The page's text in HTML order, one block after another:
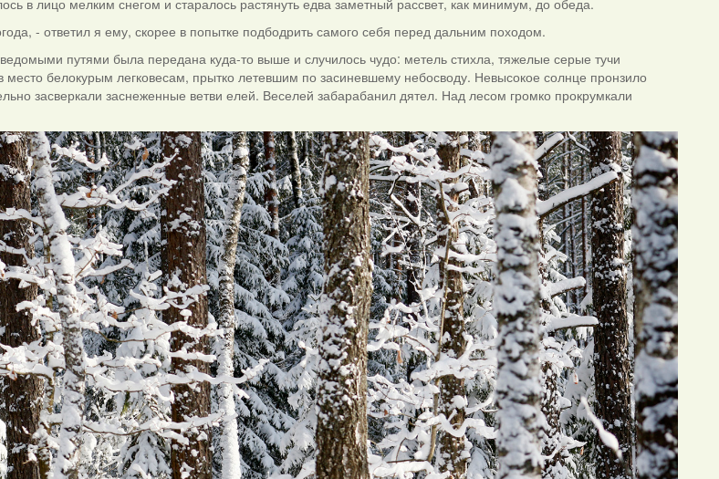
в лицо мелким снегом и старалось растянуть едва заметный рассвет, как минимум, до обеда.
- ответил я ему, скорее в попытке подбодрить самого себя перед дальним походом.
путями была передана куда-то выше и случилось чудо: метель стихла, тяжелые серые тучи
место белокурым легковесам, прытко летевшим по засиневшему небосводу. Невысокое солнце пронзило
засверкали заснеженные ветви елей. Веселей забарабанил дятел. Над лесом громко прокрумкали